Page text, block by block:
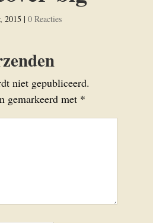
2015 | 0 Reacties
niet gepubliceerd.
gemarkeerd met *